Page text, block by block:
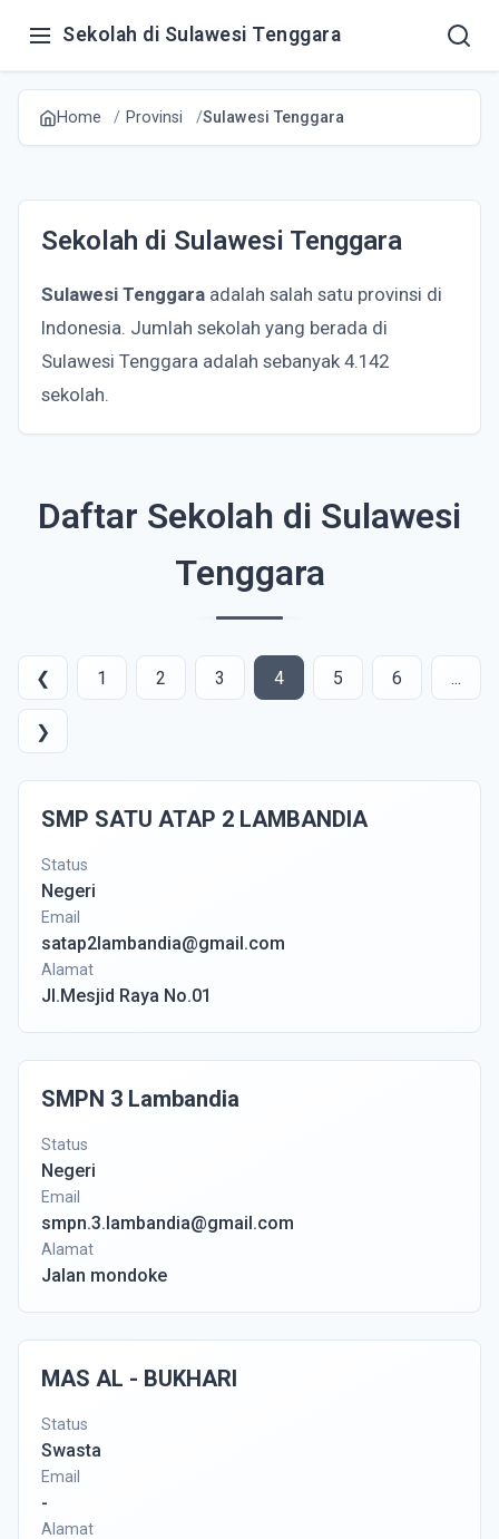
Sekolah di Sulawesi Tenggara
Home Provinsi Sulawesi Tenggara
Sekolah di Sulawesi Tenggara
Sulawesi Tenggara adalah salah satu provinsi di
Indonesia. Jumlah sekolah yang berada di
Sulawesi Tenggara adalah sebanyak 4.142
sekolah.
Daftar Sekolah di Sulawesi
Tenggara
❮ 1 2 3 4 5 6 ...
❯
SMP SATU ATAP 2 LAMBANDIA
Status
Negeri
Email
satap2lambandia@gmail.com
Alamat
Jl.Mesjid Raya No.01
SMPN 3 Lambandia
Status
Negeri
Email
smpn.3.lambandia@gmail.com
Alamat
Jalan mondoke
MAS AL - BUKHARI
Status
Swasta
Email
-
Alamat